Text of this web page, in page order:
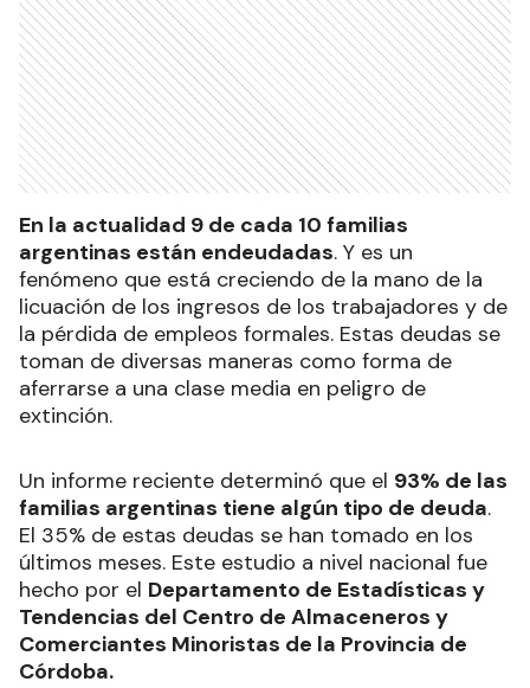
En la actualidad 9 de cada 10 familias
argentinas están endeudadas. Y es un
fenómeno que está creciendo de la mano de la
licuación de los ingresos de los trabajadores y de
la pérdida de empleos formales. Estas deudas se
toman de diversas maneras como forma de
aferrarse a una clase media en peligro de
extinción.
Un informe reciente determinó que el 93% de las
familias argentinas tiene algún tipo de deuda.
El 35% de estas deudas se han tomado en los
últimos meses. Este estudio a nivel nacional fue
hecho por el Departamento de Estadísticas y
Tendencias del Centro de Almaceneros y
Comerciantes Minoristas de la Provincia de
Córdoba.